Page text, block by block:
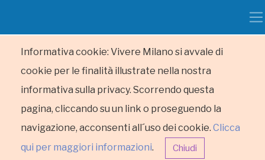
Informativa cookie: Vivere Milano si avvale di
cookie per le finalità illustrate nella nostra
informativa sulla privacy. Scorrendo questa
pagina, cliccando su un link o proseguendo la
navigazione, acconsenti all´uso dei cookie. Clicca
qui per maggiori informazioni. Chiudi